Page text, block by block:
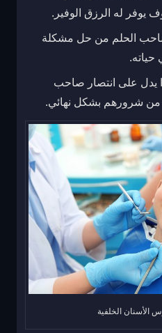
له الرزق الوفير.
الحلم من حل مشكلة
حياته.
يدل على انتصار صاحب
من شرورهم بشكل نهائي.
الأسنان الخلفية